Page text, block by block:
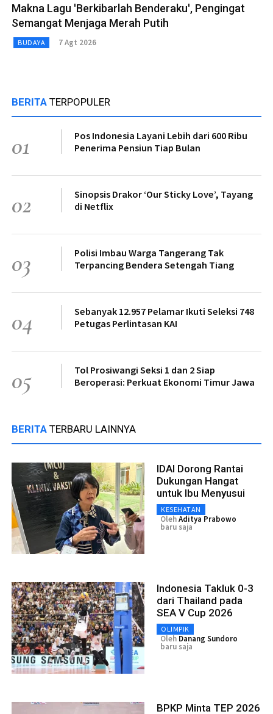
Makna Lagu 'Berkibarlah Benderaku', Pengingat
Semangat Menjaga Merah Putih
BUDAYA 7 Agt 2026
BERITA TERPOPULER
01
Pos Indonesia Layani Lebih dari 600 Ribu
Penerima Pensiun Tiap Bulan
02
Sinopsis Drakor ‘Our Sticky Love’, Tayang
di Netflix
03
Polisi Imbau Warga Tangerang Tak
Terpancing Bendera Setengah Tiang
04
Sebanyak 12.957 Pelamar Ikuti Seleksi 748
Petugas Perlintasan KAI
05
Tol Prosiwangi Seksi 1 dan 2 Siap
Beroperasi: Perkuat Ekonomi Timur Jawa
BERITA TERBARU LAINNYA
IDAI Dorong Rantai
Dukungan Hangat
untuk Ibu Menyusui
KESEHATAN
OlehAditya Prabowo
baru saja
Indonesia Takluk 0-3
dari Thailand pada
SEA V Cup 2026
OLIMPIK
Oleh Danang Sundoro
baru saja
BPKP Minta TEP 2026